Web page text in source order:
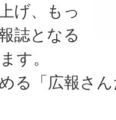
げ、もっ
誌となる
す。
る「広報さ